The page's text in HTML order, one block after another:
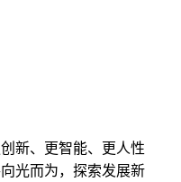
新、更智能、更人性
光而为，探索发展新